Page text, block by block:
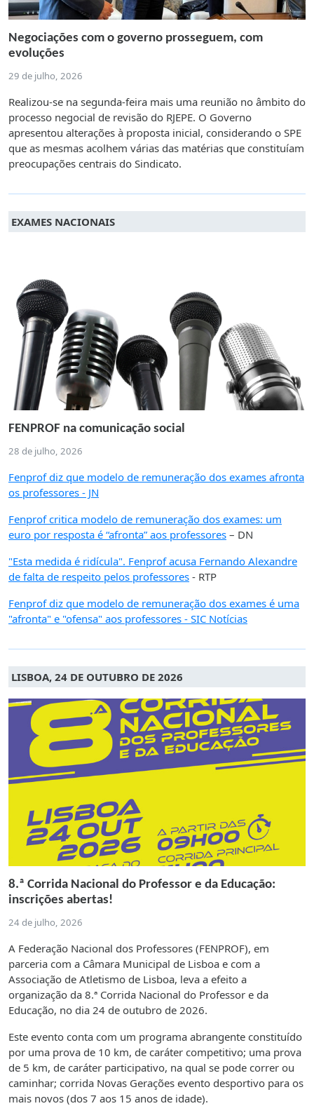
Negociações com o governo prosseguem, com
evoluções
29 de julho, 2026
Realizou-se na segunda-feira mais uma reunião no âmbito do
processo negocial de revisão do RJEPE. O Governo
apresentou alterações à proposta inicial, considerando o SPE
que as mesmas acolhem várias das matérias que constituíam
preocupações centrais do Sindicato.
EXAMES NACIONAIS
FENPROF na comunicação social
28 de julho, 2026
Fenprof diz que modelo de remuneração dos exames afronta
os professores - JN
Fenprof critica modelo de remuneração dos exames: um
euro por resposta é “afronta” aos professores – DN
"Esta medida é ridícula". Fenprof acusa Fernando Alexandre
de falta de respeito pelos professores - RTP
Fenprof diz que modelo de remuneração dos exames é uma
"afronta" e "ofensa" aos professores - SIC Notícias
LISBOA, 24 DE OUTUBRO DE 2026
8.ª Corrida Nacional do Professor e da Educação:
inscrições abertas!
24 de julho, 2026
A Federação Nacional dos Professores (FENPROF), em
parceria com a Câmara Municipal de Lisboa e com a
Associação de Atletismo de Lisboa, leva a efeito a
organização da 8.ª Corrida Nacional do Professor e da
Educação, no dia 24 de outubro de 2026.
Este evento conta com um programa abrangente constituído
por uma prova de 10 km, de caráter competitivo; uma prova
de 5 km, de caráter participativo, na qual se pode correr ou
caminhar; corrida Novas Gerações evento desportivo para os
mais novos (dos 7 aos 15 anos de idade).